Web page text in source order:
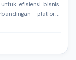
efisiensi bisnis.
platform